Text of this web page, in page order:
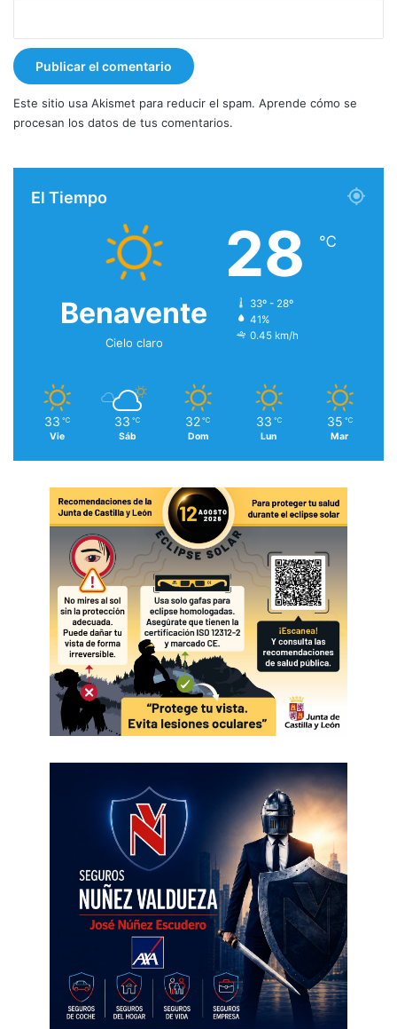
Este sitio usa Akismet para reducir el spam. Aprende cómo se
procesan los datos de tus comentarios.
El Tiempo
Benavente
Cielo claro
28 ℃
33º - 28º
41%
0.45 km/h
33 ℃
Vie
33 ℃
Sáb
32 ℃
Dom
33 ℃
Lun
35 ℃
Mar